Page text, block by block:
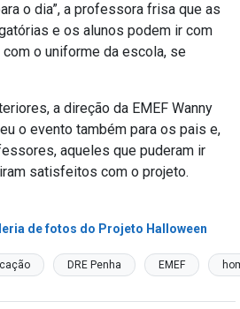
o dia”, a professora frisa que as
e os alunos podem ir com
o uniforme da escola, se
a direção da EMEF Wanny
o evento também para os pais e,
aqueles que puderam ir
satisfeitos com o projeto.
de fotos do Projeto Halloween
DRE Penha EMEF